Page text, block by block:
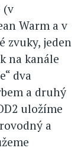
(v
Warm a v
zvuky, jeden
na kanále
dva
a druhý
uložíme
a